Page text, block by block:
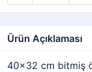
Ürün Açıklaması
40x32 cm bitmiş